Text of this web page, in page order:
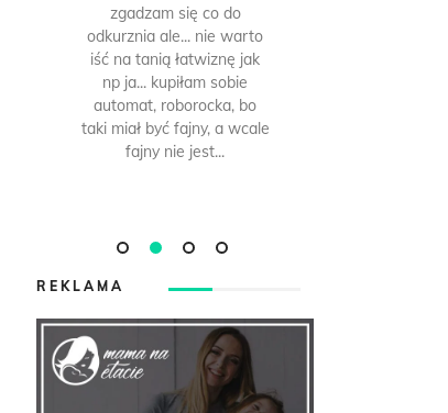
zgadzam się co do
odkurznia ale... nie warto
iść na tanią łatwiznę jak
np ja... kupiłam sobie
automat, roborocka, bo
taki miał być fajny, a wcale
fajny nie jest...
REKLAMA